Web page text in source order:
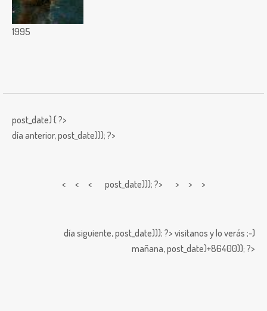
1995
post_date) { ?>
día anterior,post_date))); ?>
< < < post_date))); ?> > > >
día siguiente,post_date))); ?> visitanos y lo verás ;-)
mañana,post_date)+86400)); ?>